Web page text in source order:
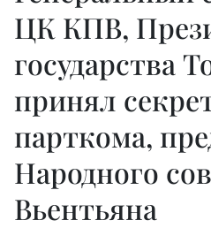
ЦК КПВ,
государства
принял
парткома,
Народного
Вьентьяна